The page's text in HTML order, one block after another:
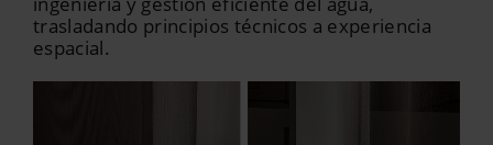
trasladando principios técnicos a experiencia
espacial.